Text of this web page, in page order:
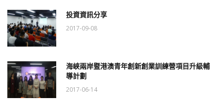
投資資訊分享
2017-09-08
海峽兩岸暨港澳青年創新創業訓練營項目升級輔
導計劃
2017-06-14